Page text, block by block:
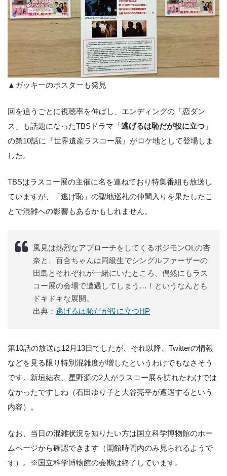
▲ガッキーのポスターも発見
回を追うごとに視聴率を伸ばし、エンディングの「恋ダン
ス」も話題になったTBSドラマ「逃げるは恥だが役に立つ 」
の第10話に『世界遺産ラスコー展』がロケ地として登場しま
した。
TBSはラスコー展の主催に名を連ねており特集番組も放送し
ていますが、「逃げ恥」の聖地巡礼の仲間入りを果たしたこ
とで混雑への影響もあるかもしれません。
風見は熱烈なアプローチをしてくるポジモンOLの杏
奈と、百合ちゃんは同級生でシングルファーザーの
田島とそれぞれが一緒にいたところ、偶然にもラス
コー展の会場で遭遇してしまう…！というなんとも
ドキドキな展開。
出典： 逃げるは恥だが役に立つHP
第10話の放送は12月13日でしたが、それ以降、Twitterの情報
などを見る限り特別混雑度が増したというわけでもなさそう
です。新垣結衣、星野源の2人がラスコー展を訪れたわけでは
なかったですしね（石田ゆり子と大谷亮平が遭遇するという
内容）。
なお、当日の混雑状況を知りたい方は国立科学博物館のホー
ムページから確認できます（開館時間内のみ見られるようで
す）。※国立科学博物館の会期は終了しています。